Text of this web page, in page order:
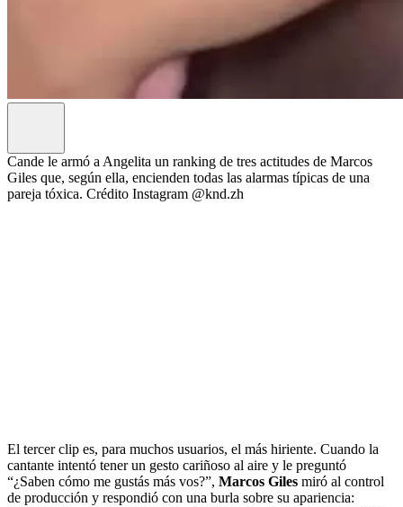
Cande le armó a Angelita un ranking de tres actitudes de Marcos
Giles que, según ella, encienden todas las alarmas típicas de una
pareja tóxica. Crédito Instagram @knd.zh
El tercer clip es, para muchos usuarios, el más hiriente. Cuando la
cantante intentó tener un gesto cariñoso al aire y le preguntó
“¿Saben cómo me gustás más vos?”, Marcos Giles miró al control
de producción y respondió con una burla sobre su apariencia: